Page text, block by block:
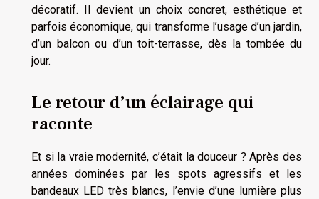
décoratif. Il devient un choix concret, esthétique et
parfois économique, qui transforme l’usage d’un jardin,
d’un balcon ou d’un toit-terrasse, dès la tombée du
jour.
Le retour d’un éclairage qui
raconte
Et si la vraie modernité, c’était la douceur ? Après des
années dominées par les spots agressifs et les
bandeaux LED très blancs, l’envie d’une lumière plus